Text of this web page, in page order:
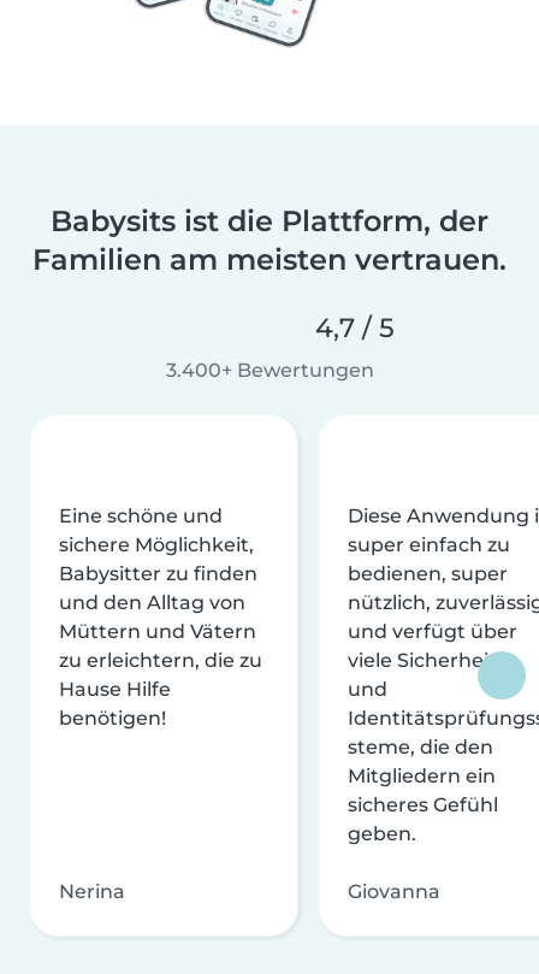
Babysits ist die Plattform, der
Familien am meisten vertrauen.
4,7 / 5
3.400+ Bewertungen
Eine schöne und
sichere Möglichkeit,
Babysitter zu finden
und den Alltag von
Müttern und Vätern
zu erleichtern, die zu
Hause Hilfe
benötigen!
Nerina
Diese Anwendung
super einfach zu
bedienen, super
nützlich,
und verfügt über
viele Sicherheits-
und
steme, die den
Mitgliedern ein
sicheres Gefühl
geben.
Giovanna